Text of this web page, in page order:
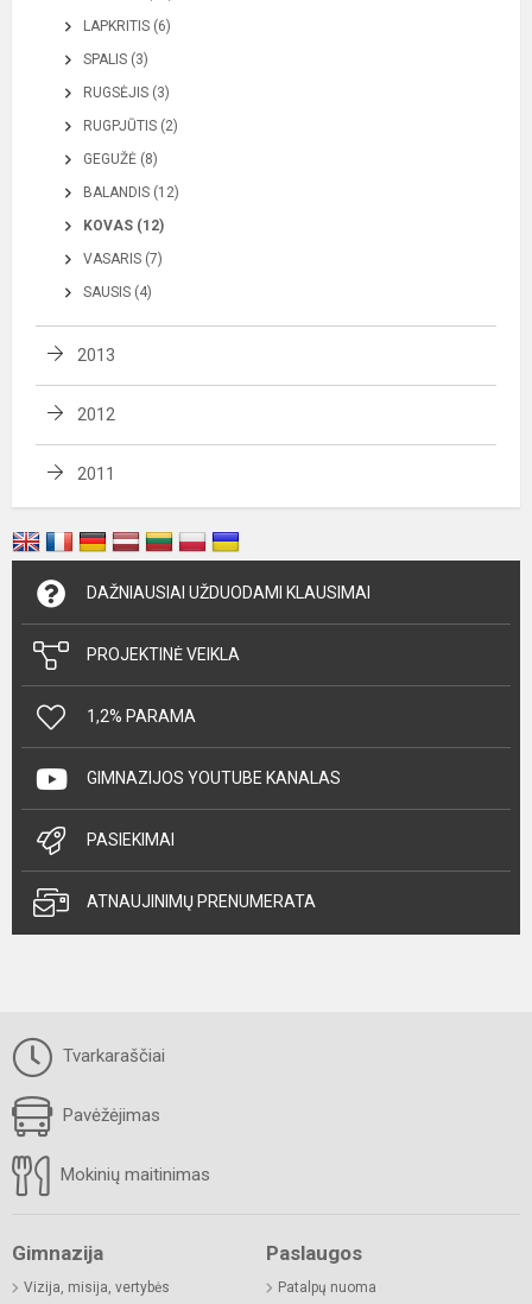
LAPKRITIS (6)
SPALIS (3)
RUGSĖJIS (3)
RUGPJŪTIS (2)
GEGUŽĖ (8)
BALANDIS (12)
KOVAS (12)
VASARIS (7)
SAUSIS (4)
2013
2012
2011
DAŽNIAUSIAI UŽDUODAMI KLAUSIMAI
PROJEKTINĖ VEIKLA
1,2% PARAMA
GIMNAZIJOS YOUTUBE KANALAS
PASIEKIMAI
ATNAUJINIMŲ PRENUMERATA
Tvarkaraščiai
Pavėžėjimas
Mokinių maitinimas
Gimnazija
Vizija, misija, vertybės
Paslaugos
Patalpų nuoma